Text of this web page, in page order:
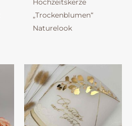
Hochzeitskerze
„Trockenblumen“
Naturelook